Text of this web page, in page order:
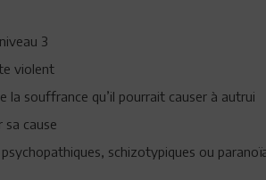
3
violent
la souffrance qu’il pourrait causer à autrui
sa cause
schizotypiques ou